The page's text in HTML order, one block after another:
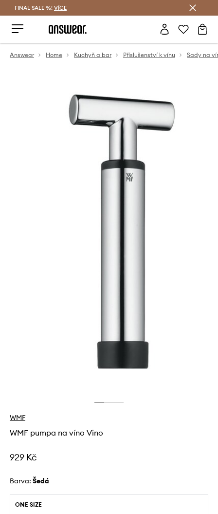
FINAL SALE %! VÍCE
Answear Home Kuchyň a bar Příslušenství k vínu Sady na
WMF
WMF pumpa na víno Vino
929 Kč
Barva: šedá
ONE SIZE